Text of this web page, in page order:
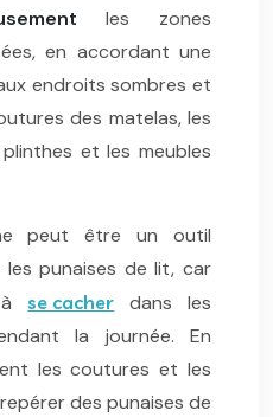
les zones
en accordant une
endroits sombres et
des matelas, les
et les meubles
peut être un outil
punaises de lit, car
àse cacher dans les
la journée. En
les coutures et les
des punaises de